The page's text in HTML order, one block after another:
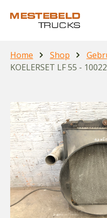
Home Shop
KOELERSET LF 55 -